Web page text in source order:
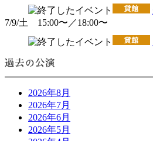
7/9/土 15:00〜／18:00〜
2026年8月
2026年7月
2026年6月
2026年5月